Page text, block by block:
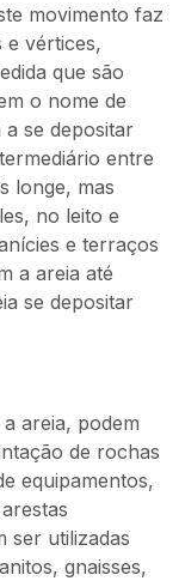
movimento faz
e vértices,
que são
o nome de
a se depositar
entre
longe, mas
no leito e
e terraços
a areia até
se depositar
areia, podem
de rochas
equipamentos,
ser utilizadas
gnaisses,